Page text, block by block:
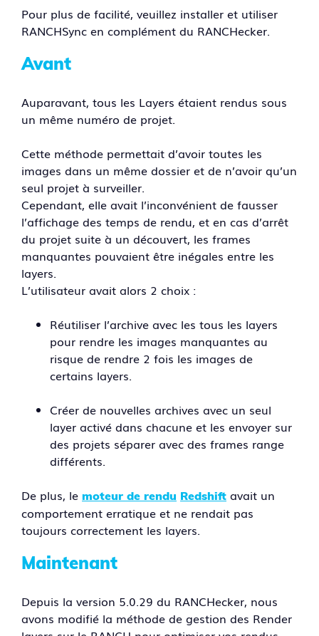
Pour plus de facilité, veuillez installer et utiliser
RANCHSync en complément du RANCHecker.
Avant
Auparavant, tous les Layers étaient rendus sous
un même numéro de projet.
Cette méthode permettait d’avoir toutes les
images dans un même dossier et de n’avoir qu’un
seul projet à surveiller.
Cependant, elle avait l’inconvénient de fausser
l’affichage des temps de rendu, et en cas d’arrêt
du projet suite à un découvert, les frames
manquantes pouvaient être inégales entre les
layers.
L’utilisateur avait alors 2 choix :
Réutiliser l’archive avec les tous les layers
pour rendre les images manquantes au
risque de rendre 2 fois les images de
certains layers.
Créer de nouvelles archives avec un seul
layer activé dans chacune et les envoyer sur
des projets séparer avec des frames range
différents.
De plus, le moteur de rendu Redshift avait un
comportement erratique et ne rendait pas
toujours correctement les layers.
Maintenant
Depuis la version 5.0.29 du RANCHecker, nous
avons modifié la méthode de gestion des Render